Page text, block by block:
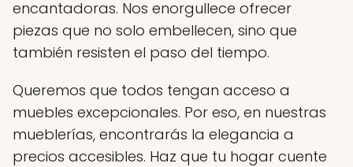
encantadoras. Nos enorgullece ofrecer
piezas que no solo embellecen, sino que
también resisten el paso del tiempo.
Queremos que todos tengan acceso a
muebles excepcionales. Por eso, en nuestras
mueblerías, encontrarás la elegancia a
precios accesibles. Haz que tu hogar cuente